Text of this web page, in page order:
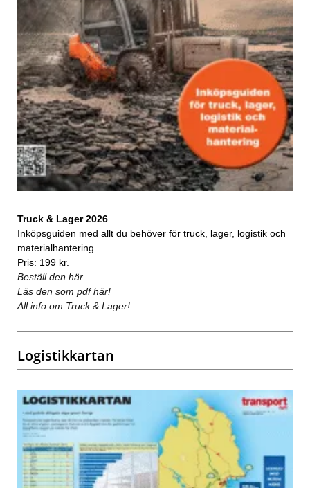
Truck & Lager 2026
Inköpsguiden med allt du behöver för truck, lager, logistik och
materialhantering.
Pris: 199 kr.
Beställ den här
Läs den som pdf här!
All info om Truck & Lager!
Logistikkartan